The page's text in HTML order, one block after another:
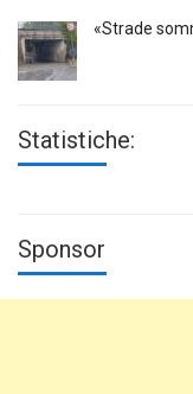
«Strade
Statistiche:
Sponsor